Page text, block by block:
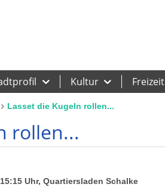
Kultur Freizeit
Lasset die Kugeln rollen...
rollen...
Uhr, Quartiersladen Schalke